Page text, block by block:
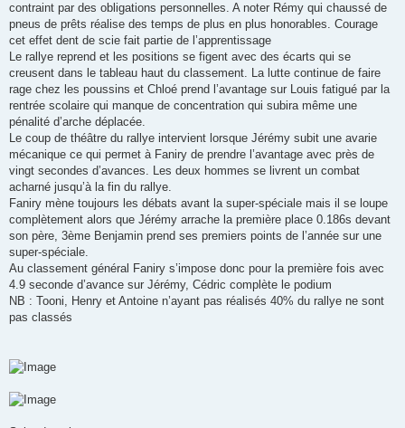
contraint par des obligations personnelles. A noter Rémy qui chaussé de
pneus de prêts réalise des temps de plus en plus honorables. Courage
cet effet dent de scie fait partie de l’apprentissage
Le rallye reprend et les positions se figent avec des écarts qui se
creusent dans le tableau haut du classement. La lutte continue de faire
rage chez les poussins et Chloé prend l’avantage sur Louis fatigué par la
rentrée scolaire qui manque de concentration qui subira même une
pénalité d’arche déplacée.
Le coup de théâtre du rallye intervient lorsque Jérémy subit une avarie
mécanique ce qui permet à Faniry de prendre l’avantage avec près de
vingt secondes d’avances. Les deux hommes se livrent un combat
acharné jusqu’à la fin du rallye.
Faniry mène toujours les débats avant la super-spéciale mais il se loupe
complètement alors que Jérémy arrache la première place 0.186s devant
son père, 3ème Benjamin prend ses premiers points de l’année sur une
super-spéciale.
Au classement général Faniry s’impose donc pour la première fois avec
4.9 seconde d’avance sur Jérémy, Cédric complète le podium
NB : Tooni, Henry et Antoine n’ayant pas réalisés 40% du rallye ne sont
pas classés